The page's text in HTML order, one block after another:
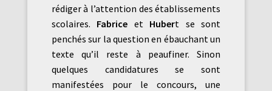
rédiger à l’attention des établissements
scolaires. Fabrice et Hubert se sont
penchés sur la question en ébauchant un
texte qu’il reste à peaufiner. Sinon
quelques candidatures se sont
manifestées pour le concours, une